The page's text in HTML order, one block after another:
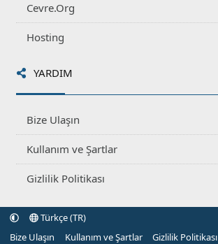
Cevre.Org
Hosting
YARDIM
Bize Ulaşın
Kullanım ve Şartlar
Gizlilik Politikası
Türkçe (TR)
Bize Ulaşın
Kullanım ve Şartlar Gizlilik Politikası